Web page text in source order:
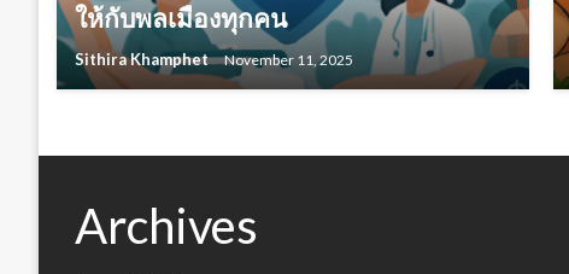
ให้กับพลเมืองทุกคน
Sithira Khamphet November 11, 2025
Archives